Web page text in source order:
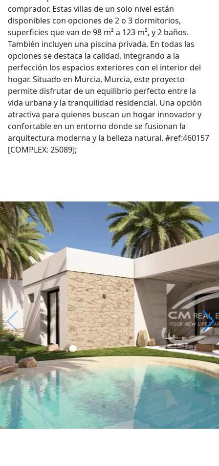
comprador. Estas villas de un solo nivel están
disponibles con opciones de 2 o 3 dormitorios,
superficies que van de 98 m² a 123 m², y 2 baños.
También incluyen una piscina privada. En todas las
opciones se destaca la calidad, integrando a la
perfección los espacios exteriores con el interior del
hogar. Situado en Murcia, Murcia, este proyecto
permite disfrutar de un equilibrio perfecto entre la
vida urbana y la tranquilidad residencial. Una opción
atractiva para quienes buscan un hogar innovador y
confortable en un entorno donde se fusionan la
arquitectura moderna y la belleza natural. #ref:460157
[COMPLEX: 25089];